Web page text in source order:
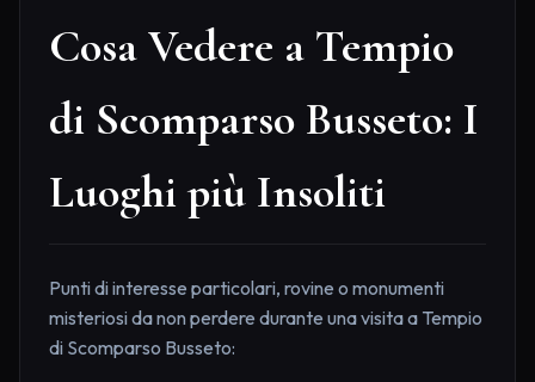
Cosa Vedere a Tempio
di Scomparso Busseto: I
Luoghi più Insoliti
Punti di interesse particolari, rovine o monumenti
misteriosi da non perdere durante una visita a Tempio
di Scomparso Busseto: